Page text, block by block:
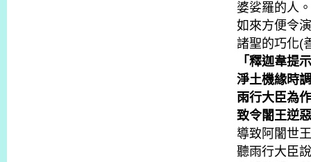
婆娑羅的人
如來方便令
諸聖的巧化(
「釋迦韋提
淨土機緣時
雨行大臣為
致令闍王逆
導致阿闍世
聽雨行大臣